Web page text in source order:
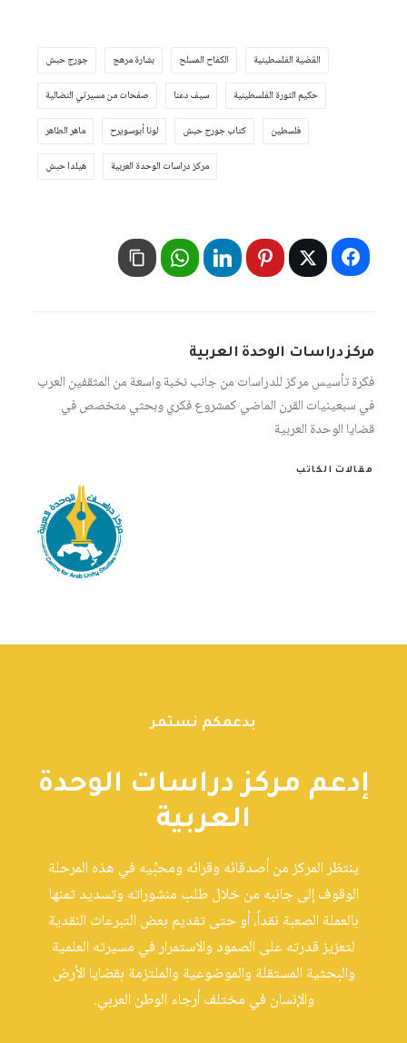
القضية الفلسطينية الكفاح المسلح بشارة مرهج جورج حبش
حكيم الثورة الفلسطينية سيف دعنا صفحات من مسيرتي النضالية
فلسطين كتاب جورج حبش لونا أبوسويرح ماهر الطاهر
مركز دراسات الوحدة العربية هيلدا حبش
مركز دراسات الوحدة العربية
فكرة تأسيس مركز للدراسات من جانب نخبة واسعة من المثقفين العرب
في سبعينيات القرن الماضي كمشروع فكري وبحثي متخصص في
قضايا الوحدة العربية
مقالات الكاتب
بدعمكم نستمر
إدعم مركز دراسات الوحدة
العربية
ينتظر المركز من أصدقائه وقرائه ومحبِّيه في هذه المرحلة
الوقوف إلى جانبه من خلال طلب منشوراته وتسديد ثمنها
بالعملة الصعبة نقداً، أو حتى تقديم بعض التبرعات النقدية
لتعزيز قدرته على الصمود والاستمرار في مسيرته العلمية
والبحثية المستقلة والموضوعية والملتزمة بقضايا الأرض
والإنسان في مختلف أرجاء الوطن العربي.